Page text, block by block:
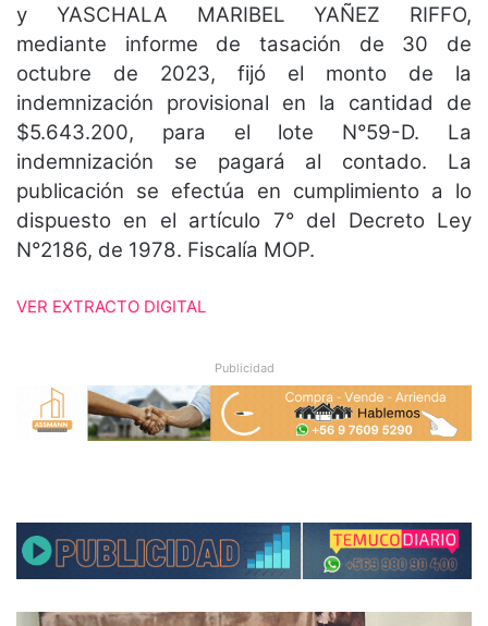
y YASCHALA MARIBEL YAÑEZ RIFFO,
mediante informe de tasación de 30 de
octubre de 2023, fijó el monto de la
indemnización provisional en la cantidad de
$5.643.200, para el lote N°59-D. La
indemnización se pagará al contado. La
publicación se efectúa en cumplimiento a lo
dispuesto en el artículo 7° del Decreto Ley
N°2186, de 1978. Fiscalía MOP.
VER EXTRACTO DIGITAL
Publicidad